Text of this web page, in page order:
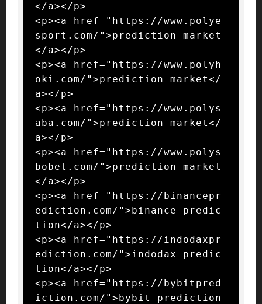
</a></p>
<p><a href="https://www.polye
sport.com/">prediction market
</a></p>
<p><a href="https://www.polyh
oki.com/">prediction market</
a></p>
<p><a href="https://www.polys
aba.com/">prediction market</
a></p>
<p><a href="https://www.polys
bobet.com/">prediction market
</a></p>
<p><a href="https://binancepr
ediction.com/">binance predic
tion</a></p>
<p><a href="https://indodaxpr
ediction.com/">indodax predic
tion</a></p>
<p><a href="https://bybitpred
iction.com/">bybit prediction